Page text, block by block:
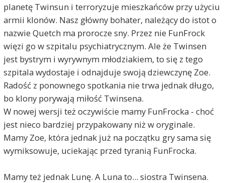
planetę Twinsun i terroryzuje mieszkańców przy użyciu
armii klonów. Nasz główny bohater, należący do istot o
nazwie Quetch ma prorocze sny. Przez nie FunFrock
więzi go w szpitalu psychiatrycznym. Ale że Twinsen
jest bystrym i wyrywnym młodziakiem, to się z tego
szpitala wydostaje i odnajduje swoją dziewczynę Zoe.
Radość z ponownego spotkania nie trwa jednak długo,
bo klony porywają miłość Twinsena.
W nowej wersji też oczywiście mamy FunFrocka - choć
jest nieco bardziej przypakowany niż w oryginale.
Mamy Zoe, która jednak już na początku gry sama się
wymiksowuje, uciekając przed tyranią FunFrocka.
Mamy też jednak Lunę. A Luna to... siostra Twinsena.